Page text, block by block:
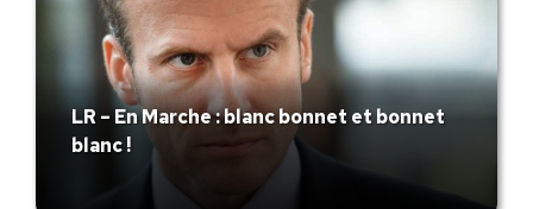
LR – En Marche : blanc bonnet et bonnet
blanc !